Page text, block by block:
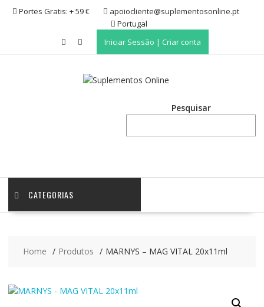
Skip Portes Gratis: + 59 €
apoiocliente@suplementosonline.pt
Portugal
Iniciar Sessão | Criar conta
Pesquisar
CATEGORIAS
Home Produtos MARNYS – MAG VITAL 20x11ml